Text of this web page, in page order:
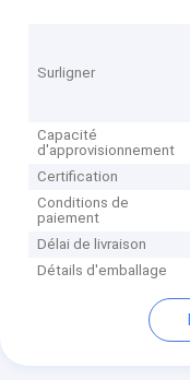
Surligner
Capacité
d'approvisionnement
Certification
Conditions de
paiement
Délai de livraison
Détails d'emballage